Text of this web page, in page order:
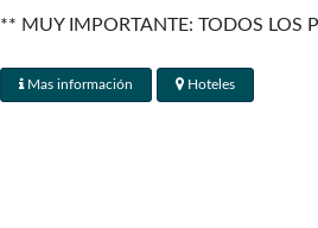
** MUY IMPORTANTE: TODOS LOS
Mas información Hoteles